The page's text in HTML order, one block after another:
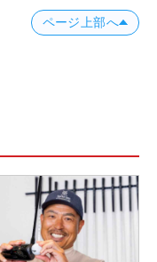
ページ上部へ